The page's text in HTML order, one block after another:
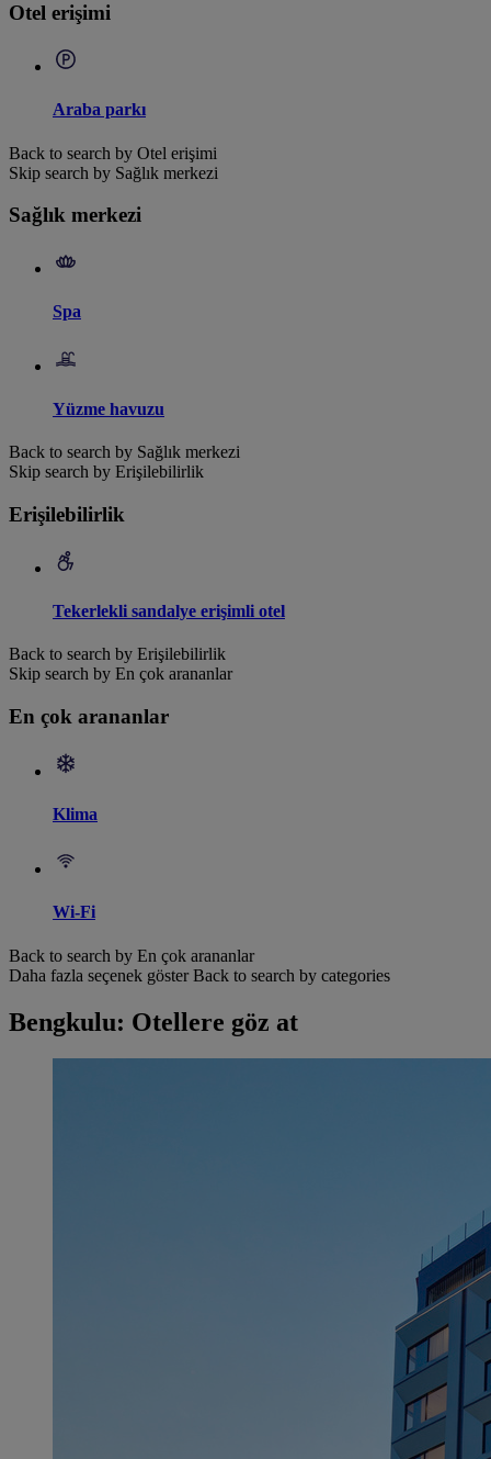
Otel erişimi
Araba parkı
Back to search by Otel erişimi
Skip search by Sağlık merkezi
Sağlık merkezi
Spa
Yüzme havuzu
Back to search by Sağlık merkezi
Skip search by Erişilebilirlik
Erişilebilirlik
Tekerlekli sandalye erişimli otel
Back to search by Erişilebilirlik
Skip search by En çok arananlar
En çok arananlar
Klima
Wi-Fi
Back to search by En çok arananlar
Daha fazla seçenek göster Back to search by categories
Bengkulu: Otellere göz at